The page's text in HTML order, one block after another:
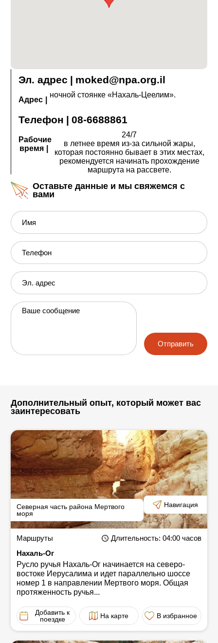
Эл. адрес | moked@npa.org.il
Адрес
ночной стоянке «Нахаль-Цеелим».
Телефон | 08-6688861
Рабочие
время
24/7
в летнее время из-за сильной жары,
которая постоянно бывает в этих местах,
рекомендуется начинать прохождение
маршрута на рассвете.
Оставьте данные и мы свяжемся с
вами
Имя
Телефон
Эл. адрес
Ваше сообщение
Отправить
Дополнительный опыт, который может вас
заинтересовать
Северная часть района Мертвого
моря
Навигация
Маршруты Длительность: 04:00 часов
Нахаль-Ог
Русло ручья Нахаль-Ог начинается на северо-
востоке Иерусалима и идет параллельно шоссе
номер 1 в направлении Мертвого моря. Общая
протяженность ручья...
Добавить к
поездке
На карте В избранное